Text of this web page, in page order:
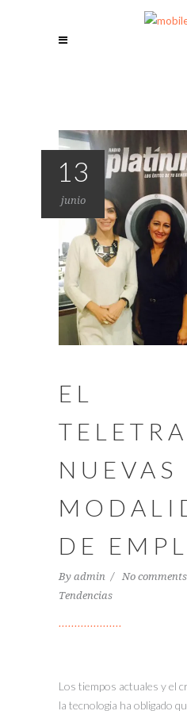
13
junio
EL
NUEVAS
DE
By admin No comments
Tendencias
Los tiempos actuales y el
la tecnologia ha obligado